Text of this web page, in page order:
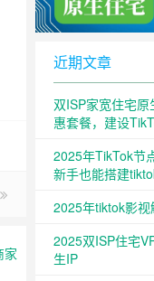
近期文章
双ISP家宽住宅
惠套餐，建设
2025年TikTok节
新手也能搭建
2025年tiktok影
2025双ISP住宅
生IP